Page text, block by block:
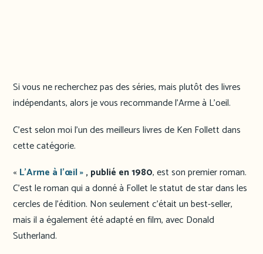
Si vous ne recherchez pas des séries, mais plutôt des livres
indépendants, alors je vous recommande l’Arme à L’oeil.
C’est selon moi l’un des meilleurs livres de Ken Follett dans
cette catégorie.
« L’Arme à l’œil », publié en 1980, est son premier roman.
C’est le roman qui a donné à Follet le statut de star dans les
cercles de l’édition. Non seulement c’était un best-seller,
mais il a également été adapté en film, avec Donald
Sutherland.